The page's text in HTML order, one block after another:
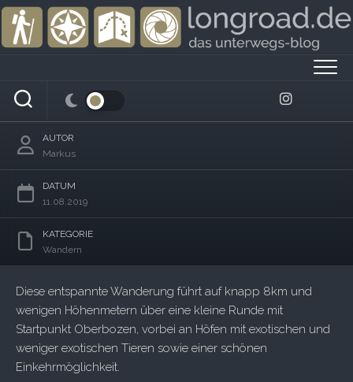
Skip
content
Wandern am Ritten: Tiere am Wegesrand –
Rundweg Oberbozen nach Riggermoos
AUTOR
Markus
DATUM
11.08.2019
KATEGORIE
Wandern
Diese entspannte Wanderung führt auf knapp 8km und
wenigen Höhenmetern über eine kleine Runde mit
Startpunkt Oberbozen, vorbei an Höfen mit exotischen und
weniger exotischen Tieren sowie einer schönen
Einkehrmöglichkeit.